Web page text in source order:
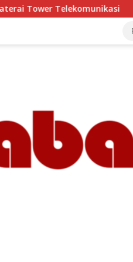
Semangat HUT ke-81 RI, AKP